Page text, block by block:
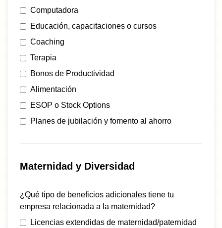
Computadora
Educación, capacitaciones o cursos
Coaching
Terapia
Bonos de Productividad
Alimentación
ESOP o Stock Options
Planes de jubilación y fomento al ahorro
Maternidad y Diversidad
¿Qué tipo de beneficios adicionales tiene tu
empresa relacionada a la maternidad?
Licencias extendidas de maternidad/paternidad